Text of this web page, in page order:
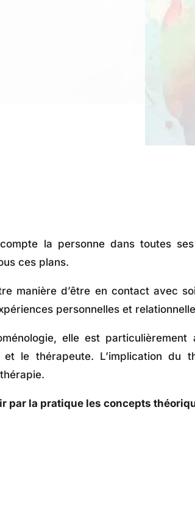
la personne dans toutes
ces plans.
manière d’être en contact avec
personnelles et
elle est
le thérapeute. L’implication du
par la pratique les concepts